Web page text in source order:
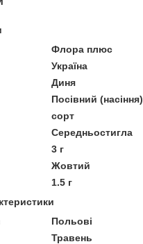
Флора плюс
Україна
Диня
Посівний (насіння)
сорт
Середньостигла
3 г
Жовтий
1.5 г
Польові
Травень